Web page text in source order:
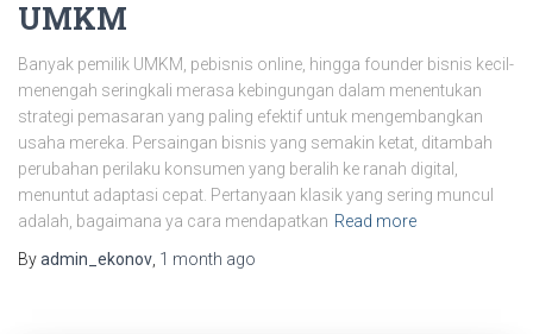
UMKM
Banyak pemilik UMKM, pebisnis online, hingga founder bisnis kecil-
menengah seringkali merasa kebingungan dalam menentukan
strategi pemasaran yang paling efektif untuk mengembangkan
usaha mereka. Persaingan bisnis yang semakin ketat, ditambah
perubahan perilaku konsumen yang beralih ke ranah digital,
menuntut adaptasi cepat. Pertanyaan klasik yang sering muncul
adalah, bagaimana ya cara mendapatkan Read more
Byadmin_ekonov 1 month ago